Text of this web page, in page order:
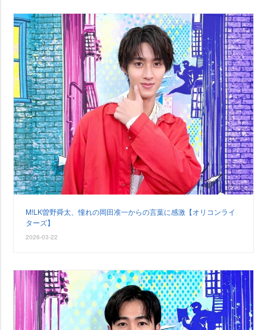
M!LK曽野舜太、憧れの岡田准一からの言葉に感激【オリコンライ
ターズ】
2026-03-22